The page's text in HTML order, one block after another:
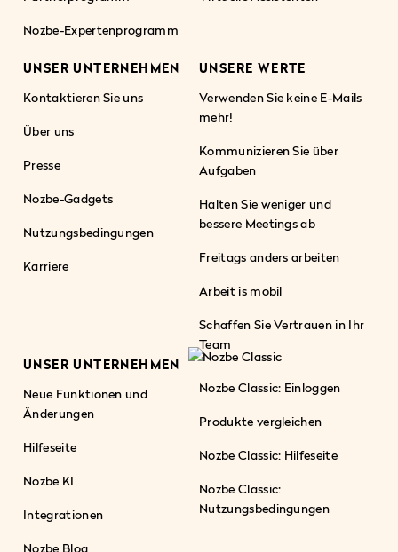
Nozbe-Expertenprogramm
UNSER UNTERNEHMEN
Kontaktieren Sie uns
Über uns
Presse
Nozbe-Gadgets
Nutzungsbedingungen
Karriere
UNSERE WERTE
Verwenden Sie keine E-Mails
mehr!
Kommunizieren Sie über
Aufgaben
Halten Sie weniger und
bessere Meetings ab
Freitags anders arbeiten
Arbeit is mobil
Schaffen Sie Vertrauen in Ihr
Team
UNSER UNTERNEHMEN
Neue Funktionen und
Änderungen
Hilfeseite
Nozbe KI
Integrationen
Nozbe Blog
Nozbe Classic: Einloggen
Produkte vergleichen
Nozbe Classic: Hilfeseite
Nozbe Classic:
Nutzungsbedingungen